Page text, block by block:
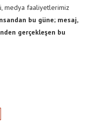
medya faaliyetlerimiz
bu güne; mesaj,
gerçekleşen bu